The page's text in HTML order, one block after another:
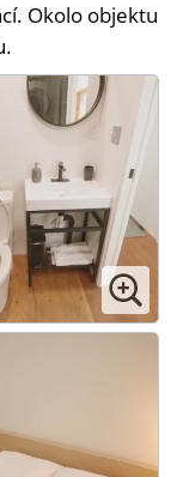
Okolo objektu